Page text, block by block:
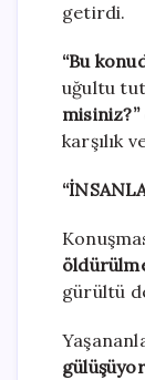
getirdi.
“Bu
uğultu
misiniz?”
karşılık
gürültü